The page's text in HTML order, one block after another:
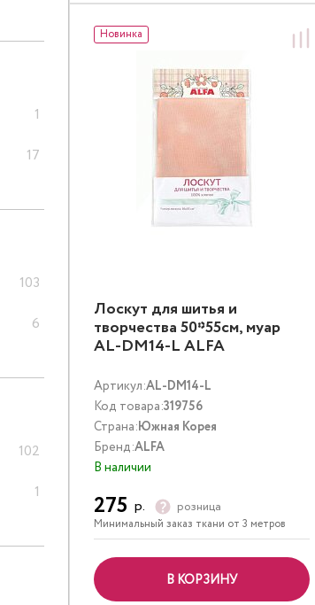
1
17
103
6
102
1
Новинка
Лоскут для шитья и
творчества 50*55см, муар
AL-DM14-L ALFA
Артикул:AL-DM14-L
Код товара:319756
Страна:Южная Корея
Бренд:ALFA
В наличии
275 р. розница
Минимальный заказ ткани от 3 метров
В КОРЗИНУ